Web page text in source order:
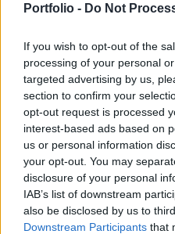
Portfolio - Do Not
If you wish to opt-out of the
processing of your personal
targeted advertising by us,
section to confirm your
opt-out request is processed
interest-based ads based on
us or personal information
your opt-out. You may
disclosure of your personal
IAB’s list of downstream
also be disclosed by us to
Downstream Participants that
Újabb modelltől
kombinak, az Arteon
gyártása.
Auf Wiedersehen, Arteon!
Volkswagen Arteon gyártása
Shooting Brake pedig öt
000 gyártott jármű után
a Volkswagen
Forrás: LinkedIn Az Arteon
gyárában készül, annak az